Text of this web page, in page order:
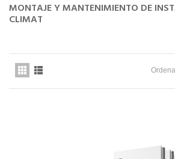
MONTAJE Y MANTENIMIENTO DE
CLIMAT